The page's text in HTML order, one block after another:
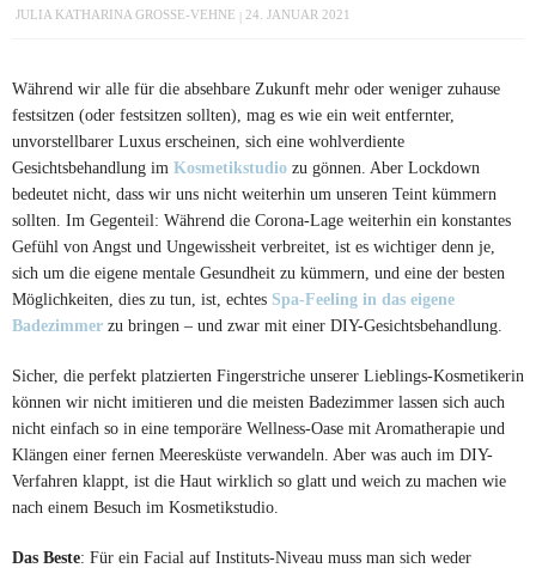
JULIA KATHARINA GROSSE-VEHNE 24. JANUAR 2021
Während wir alle für die absehbare Zukunft mehr oder weniger zuhause
festsitzen (oder festsitzen sollten), mag es wie ein weit entfernter,
unvorstellbarer Luxus erscheinen, sich eine wohlverdiente
Gesichtsbehandlung im Kosmetikstudio zu gönnen. Aber Lockdown
bedeutet nicht, dass wir uns nicht weiterhin um unseren Teint kümmern
sollten. Im Gegenteil: Während die Corona-Lage weiterhin ein konstantes
Gefühl von Angst und Ungewissheit verbreitet, ist es wichtiger denn je,
sich um die eigene mentale Gesundheit zu kümmern, und eine der besten
Möglichkeiten, dies zu tun, ist, echtes Spa-Feeling in das eigene
Badezimmer zu bringen – und zwar mit einer DIY-Gesichtsbehandlung.
Sicher, die perfekt platzierten Fingerstriche unserer Lieblings-Kosmetikerin
können wir nicht imitieren und die meisten Badezimmer lassen sich auch
nicht einfach so in eine temporäre Wellness-Oase mit Aromatherapie und
Klängen einer fernen Meeresküste verwandeln. Aber was auch im DIY-
Verfahren klappt, ist die Haut wirklich so glatt und weich zu machen wie
nach einem Besuch im Kosmetikstudio.
Das Beste: Für ein Facial auf Instituts-Niveau muss man sich weder